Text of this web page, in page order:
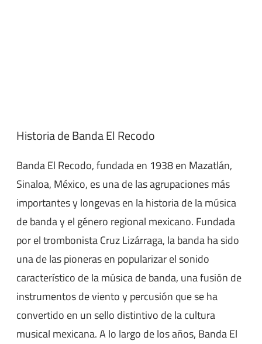
Historia de Banda El Recodo
Banda El Recodo, fundada en 1938 en Mazatlán,
Sinaloa, México, es una de las agrupaciones más
importantes y longevas en la historia de la música
de banda y el género regional mexicano. Fundada
por el trombonista Cruz Lizárraga, la banda ha sido
una de las pioneras en popularizar el sonido
característico de la música de banda, una fusión de
instrumentos de viento y percusión que se ha
convertido en un sello distintivo de la cultura
musical mexicana. A lo largo de los años, Banda El